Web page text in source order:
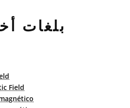
بلغات
Field